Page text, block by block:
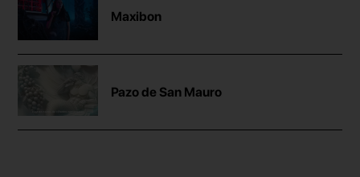
Maxibon
Pazo de San Mauro